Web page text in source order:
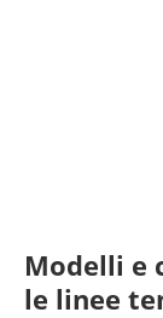
Modelli e
le linee